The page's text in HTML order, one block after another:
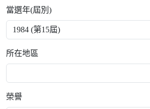
當選年(屆別)
所在地區
榮譽